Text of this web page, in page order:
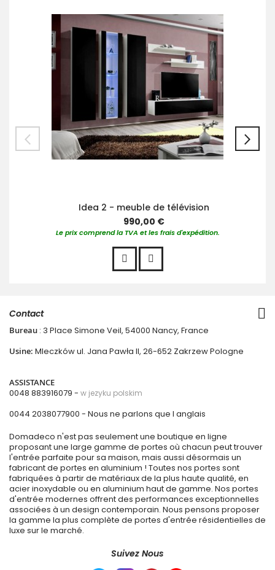
Idea 2 - meuble de télévision
990,00 €
Le prix comprend la TVA et les frais d'expédition.
Contact
Bureau : 3 Place Simone Veil, 54000 Nancy, France
Usine: Mleczków ul. Jana Pawła II, 26-652 Zakrzew Pologne
ASSISTANCE
0048 883916079 - w jezyku polskim
0044 2038077900 - Nous ne parlons que l anglais
Domadeco n'est pas seulement une boutique en ligne
proposant une large gamme de portes où chacun peut trouver
l'entrée parfaite pour sa maison, mais aussi désormais un
fabricant de portes en aluminium ! Toutes nos portes sont
fabriquées à partir de matériaux de la plus haute qualité, en
acier inoxydable ou en aluminium haut de gamme. Nos portes
d'entrée modernes offrent des performances exceptionnelles
associées à un design contemporain. Nous pensons proposer
la gamme la plus complète de portes d'entrée résidentielles de
luxe sur le marché.
Suivez Nous